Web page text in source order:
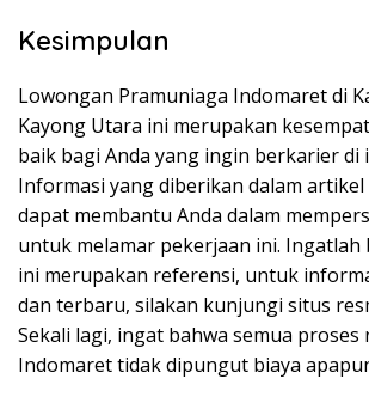
Kesimpulan
Lowongan Pramuniaga Indomaret di
Kayong Utara ini merupakan
baik bagi Anda yang ingin berkarier di
Informasi yang diberikan dalam
dapat membantu Anda dalam
untuk melamar pekerjaan ini. Ingatlah
ini merupakan referensi, untuk
dan terbaru, silakan kunjungi situs
Sekali lagi, ingat bahwa semua
Indomaret tidak dipungut biaya